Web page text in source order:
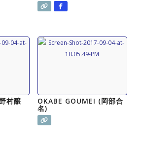
村醸 OKABE GOUMEI (岡部合
名)